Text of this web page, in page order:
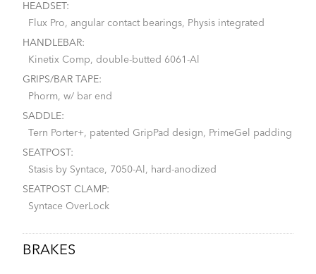
HEADSET:
Flux Pro, angular contact bearings, Physis integrated
HANDLEBAR:
Kinetix Comp, double-butted 6061-Al
GRIPS/BAR TAPE:
Phorm, w/ bar end
SADDLE:
Tern Porter+, patented GripPad design, PrimeGel padding
SEATPOST:
Stasis by Syntace, 7050-Al, hard-anodized
SEATPOST CLAMP:
Syntace OverLock
BRAKES